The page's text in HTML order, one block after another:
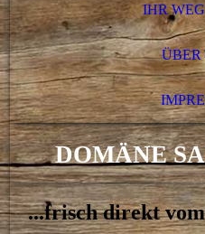
IHR
ÜBER
DOMÄNE
...frisch direkt